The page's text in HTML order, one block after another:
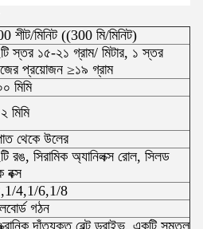
শীট/মিনিট ((300 মি/মিনিট)
স্তর ১৫-২১ গ্রাম/ মিটার, ১ স্তর
প্রয়োজন ≥১৯ গ্রাম
মিমি
মিমি
থেকে উলের
রঙ, সিরামিক অ্যানিলক্স রোল, সিলড
বক্স
4,1/6,1/8
গঠন